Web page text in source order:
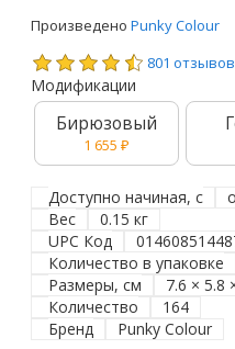
Произведено Punky Colour
801
Модификации
Бирюзовый
1 655 ₽
Доступно начиная, с
Вес
0.15 кг
UPC Код
Количество в упаковке
Размеры, см
7.6 × 5.8
Количество
164
Бренд
Punky Colour